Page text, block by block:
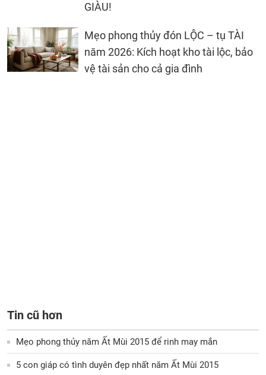
GIÀU!
Mẹo phong thủy đón LỘC – tụ TÀI
năm 2026: Kích hoạt kho tài lộc, bảo
vệ tài sản cho cả gia đình
Tin cũ hơn
Mẹo phong thủy năm Ất Mùi 2015 để rinh may mắn
5 con giáp có tình duyên đẹp nhất năm Ất Mùi 2015